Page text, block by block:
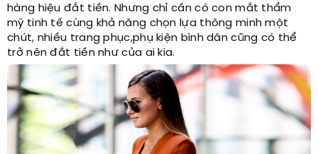
hàng hiệu đắt tiền. Nhưng chỉ cần có con mắt thẩm
mỹ tinh tế cùng khả năng chọn lựa thông minh một
chút, nhiều trang phục,phụ kiện bình dân cũng có thể
trở nên đắt tiền như của ai kia.